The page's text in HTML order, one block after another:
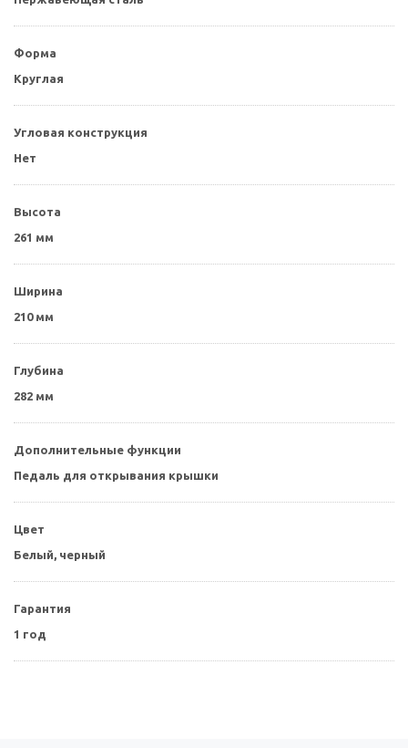
Форма
Круглая
Угловая конструкция
Нет
Высота
261 мм
Ширина
210 мм
Глубина
282 мм
Дополнительные функции
Педаль для открывания крышки
Цвет
Белый, черный
Гарантия
1 год